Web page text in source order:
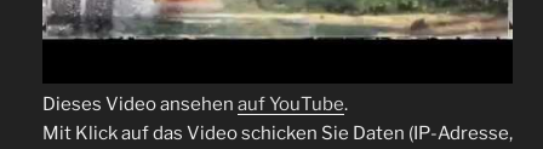
Dieses Video ansehen auf YouTube.
Mit Klick auf das Video schicken Sie Daten (IP-Adresse,